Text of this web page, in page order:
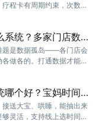
程卡有周期约束，次数卡
用数据说话。
统？多家门店数据
题是数据孤岛——各门店会
做各的。打通数据才能实
个好？宝妈时间碎
送大宝、哄睡，能抽出来
灵活，支持线上选时间、